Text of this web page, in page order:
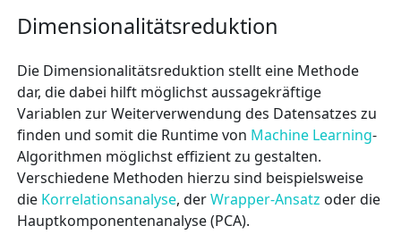
Dimensionalitätsreduktion
Die Dimensionalitätsreduktion stellt eine Methode
dar, die dabei hilft möglichst aussagekräftige
Variablen zur Weiterverwendung des Datensatzes zu
finden und somit die Runtime von Machine Learning-
Algorithmen möglichst effizient zu gestalten.
Verschiedene Methoden hierzu sind beispielsweise
die Korrelationsanalyse, derWrapper-Ansatz oder die
Hauptkomponentenanalyse (PCA).